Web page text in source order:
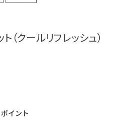
（クールリフレッシュ）
ポイント